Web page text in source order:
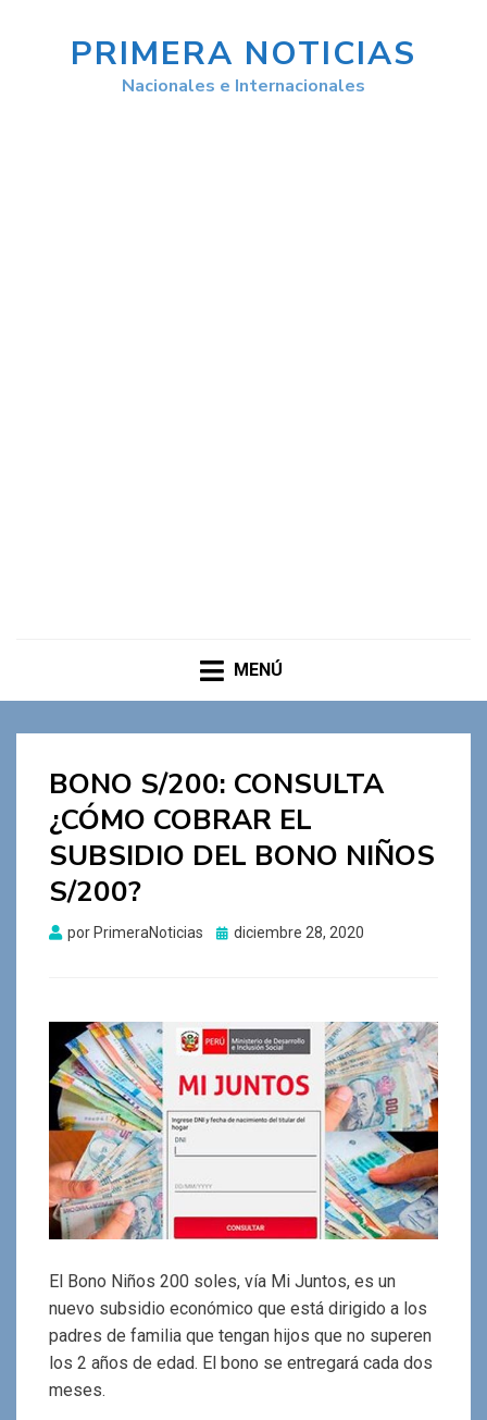
PRIMERA NOTICIAS
Nacionales e Internacionales
MENÚ
BONO S/200: CONSULTA
¿CÓMO COBRAR EL
SUBSIDIO DEL BONO NIÑOS
S/200?
por PrimeraNoticias
Publicado
diciembre 28, 2020
El Bono Niños 200 soles, vía Mi Juntos, es un
nuevo subsidio económico que está dirigido a los
padres de familia que tengan hijos que no superen
los 2 años de edad. El bono se entregará cada dos
meses.